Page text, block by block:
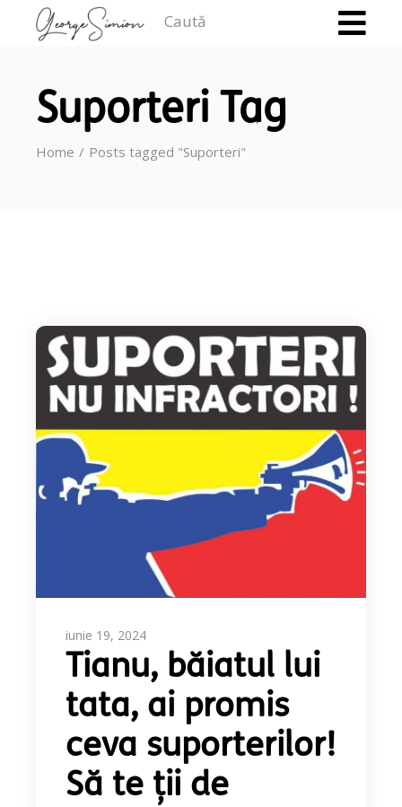
Suporteri Tag
Home Posts tagged "Suporteri"
iunie 19, 2024
Tianu, băiatul lui
tata, ai promis
ceva suporterilor!
Să te ții de